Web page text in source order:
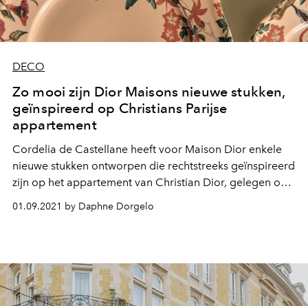
DECO
Zo mooi zijn Dior Maisons nieuwe stukken,
geïnspireerd op Christians Parijse
appartement
Cordelia de Castellane heeft voor Maison Dior enkele
nieuwe stukken ontworpen die rechtstreeks geïnspireerd
zijn op het appartement van Christian Dior, gelegen op
7, Boulevard Jules Sandeau in het 16e arrondissement
van Parijs. Dat brengt een prachtig samenspel van
01.09.2021 by Daphne Dorgelo